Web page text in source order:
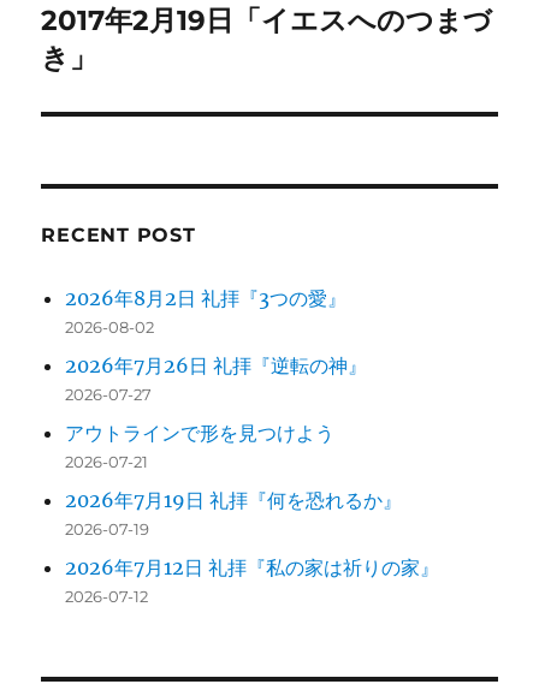
ゲ
ー
シ
ン
次
の
稿:
2017年2月19日「イエスへのつまづ
き」
RECENT POST
2026年8月2日 礼拝『3つの愛』
2026-08-02
2026年7月26日 礼拝『逆転の神』
2026-07-27
アウトラインで形を見つけよう
2026-07-21
2026年7月19日 礼拝『何を恐れるか』
2026-07-19
2026年7月12日 礼拝『私の家は祈りの家』
2026-07-12